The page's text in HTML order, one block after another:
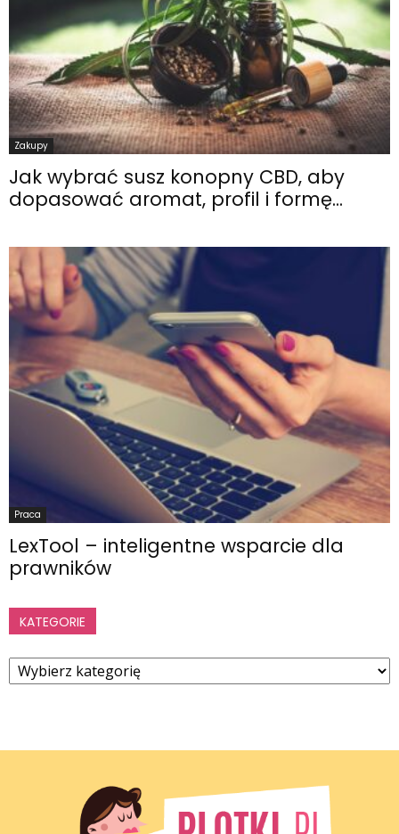
Zakupy
Jak wybrać susz konopny CBD, aby
dopasować aromat, profil i formę...
Praca
LexTool – inteligentne wsparcie dla
prawników
KATEGORIE
Kategorie